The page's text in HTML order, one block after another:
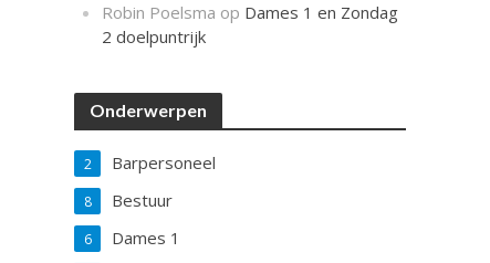
Robin Poelsma op Dames 1 en Zondag
2 doelpuntrijk
Onderwerpen
Barpersoneel
2
Bestuur
8
Dames 1
6